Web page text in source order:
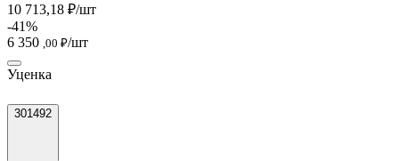
10 713,18 ₽/шт
-41%
6 350 ,00 ₽/шт
Уценка
301492